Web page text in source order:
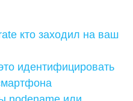
кто заходил на ваш
идентифицировать